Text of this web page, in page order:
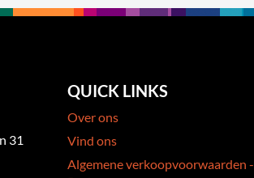
31
QUICK LINKS
Over ons
Vind ons
Algemene verkoopvoorwaarden -